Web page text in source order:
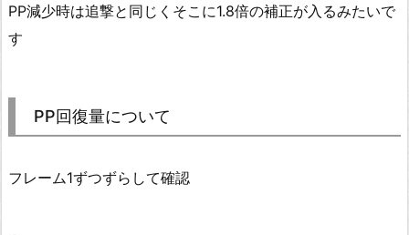
PP減少時は追撃と同じくそこに1.8倍の補正が入るみたいで
す
PP回復量について
フレーム1ずつずらして確認